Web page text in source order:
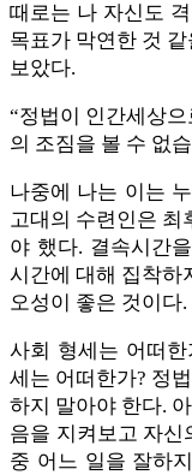
때로는 나 자신도
목표가 막연한 것
보았다.
“정법이 인간세상
의 조짐을 볼 수 없
나중에 나는 이는
고대의 수련인은 최
야 했다. 결속시간
시간에 대해 집착하
오성이 좋은 것이다.
사회 형세는 어떠
세는 어떠한가? 정
하지 말아야 한다.
음을 지켜보고 자신
중 어느 일을 잘하